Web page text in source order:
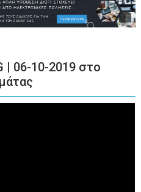
| 06-10-2019 στο